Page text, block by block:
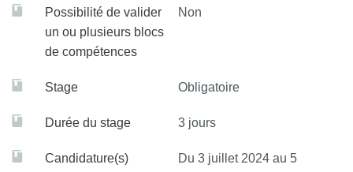
Possibilité de valider
un ou plusieurs blocs
de compétences
Non
Stage Obligatoire
Durée du stage 3 jours
Candidature(s)
Du 3 juillet 2024 au 5